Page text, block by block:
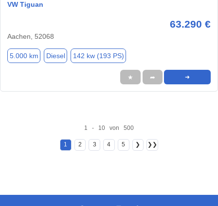
VW Tiguan
63.290 €
Aachen, 52068
5.000 km Diesel 142 kw (193 PS)
★ ➦ ➜
1 - 10 von 500
1 2 3 4 5 ❯ ❯❯